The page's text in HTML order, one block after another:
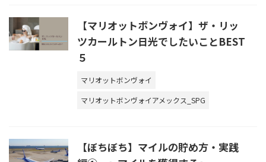
【マリオットボンヴォイ】ザ・リッ
ツカールトン日光でしたいことBEST
５
マリオットボンヴォイ
マリオットボンヴォイアメックス_SPG
【ぼちぼち】マイルの貯め方・実践